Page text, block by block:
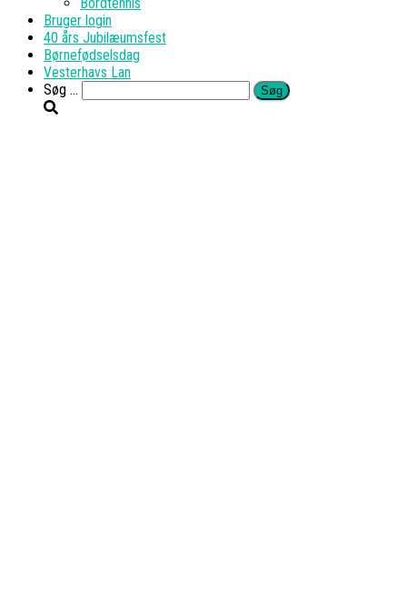
Bruger login
40 års Jubilæumsfest
Børnefødselsdag
Vesterhavs Lan
Søg
efter:
Søg …